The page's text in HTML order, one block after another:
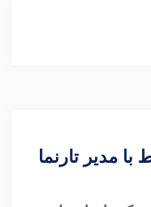
مدیر تارنما